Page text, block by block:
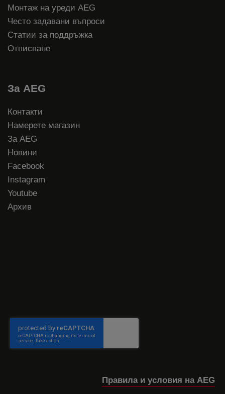
Монтаж на уреди AEG
Често задавани въпроси
Статии за поддръжка
Отписване
За AEG
Контакти
Намерете магазин
За AEG
Новини
Facebook
Instagram
Youtube
Архив
Правила и условия на AEG